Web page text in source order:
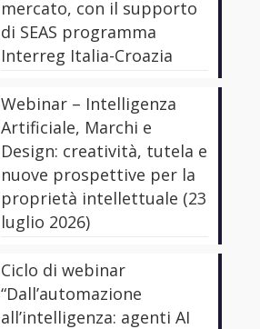
mercato, con il supporto
di SEAS programma
Interreg Italia-Croazia
Webinar – Intelligenza
Artificiale, Marchi e
Design: creatività, tutela e
nuove prospettive per la
proprietà intellettuale (23
luglio 2026)
Ciclo di webinar
“Dall’automazione
all’intelligenza: agenti AI